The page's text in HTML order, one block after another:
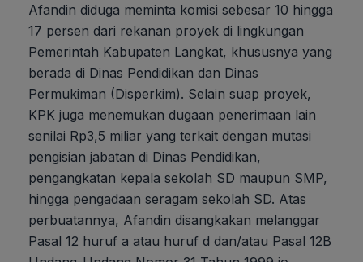
Afandin diduga meminta komisi sebesar 10 hingga
17 persen dari rekanan proyek di lingkungan
Pemerintah Kabupaten Langkat, khususnya yang
berada di Dinas Pendidikan dan Dinas
Permukiman (Disperkim). Selain suap proyek,
KPK juga menemukan dugaan penerimaan lain
senilai Rp3,5 miliar yang terkait dengan mutasi
pengisian jabatan di Dinas Pendidikan,
pengangkatan kepala sekolah SD maupun SMP,
hingga pengadaan seragam sekolah SD. Atas
perbuatannya, Afandin disangkakan melanggar
Pasal 12 huruf a atau huruf d dan/atau Pasal 12B